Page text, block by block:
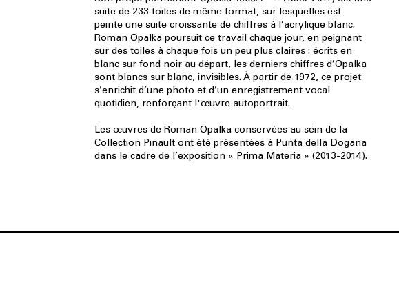
suite de 233 toiles de même format, sur lesquelles est
peinte une suite croissante de chiffres à l’acrylique blanc.
Roman Opalka poursuit ce travail chaque jour, en peignant
sur des toiles à chaque fois un peu plus claires : écrits en
blanc sur fond noir au départ, les derniers chiffres d’Opalka
sont blancs sur blanc, invisibles. À partir de 1972, ce projet
s’enrichit d’une photo et d’un enregistrement vocal
quotidien, renforçant l'œuvre autoportrait.
Les œuvres de Roman Opalka conservées au sein de la
Collection Pinault ont été présentées à Punta della Dogana
dans le cadre de l’exposition « Prima Materia » (2013-2014).